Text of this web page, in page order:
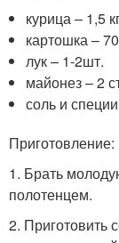
курица – 1,5
картошка –
лук – 1-2шт.
майонез – 2
соль и
Приготовление:
1. Брать
полотенцем.
2. Приготовить